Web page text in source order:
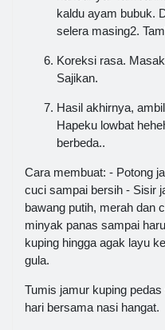
kaldu ayam bubuk.
selera masing2.
Koreksi rasa.
Sajikan.
Hasil akhirnya,
Hapeku lowbat
berbeda..
Cara membuat: - Potong
cuci sampai bersih - Sisir
bawang putih, merah dan
minyak panas sampai
kuping hingga agak layu
gula.
Tumis jamur kuping
hari bersama nasi hangat.